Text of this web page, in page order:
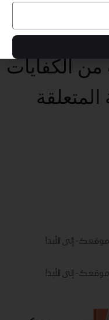
الكفايات
المتعلقة
- ​​إلى الأبد!
- ​​إلى الأبد!